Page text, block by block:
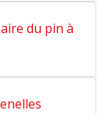
du pin à